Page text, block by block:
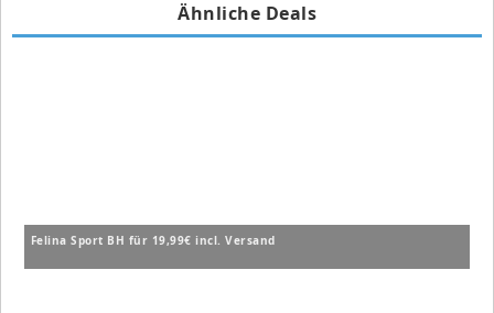
Ähnliche Deals
Felina Sport BH für 19,99€ incl. Versand